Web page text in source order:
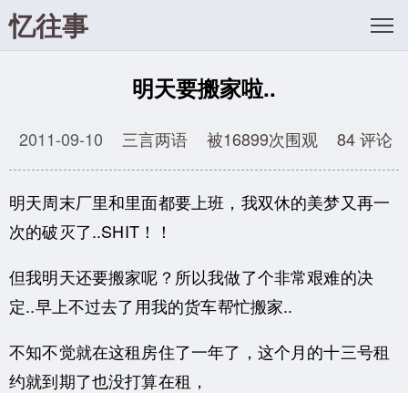
忆往事
明天要搬家啦..
2011-09-10 三言两语 被16899次围观 84 评论
明天周末厂里和里面都要上班，我双休的美梦又再一
次的破灭了..SHIT！！
但我明天还要搬家呢？所以我做了个非常艰难的决
定..早上不过去了用我的货车帮忙搬家..
不知不觉就在这租房住了一年了，这个月的十三号租
约就到期了也没打算在租，